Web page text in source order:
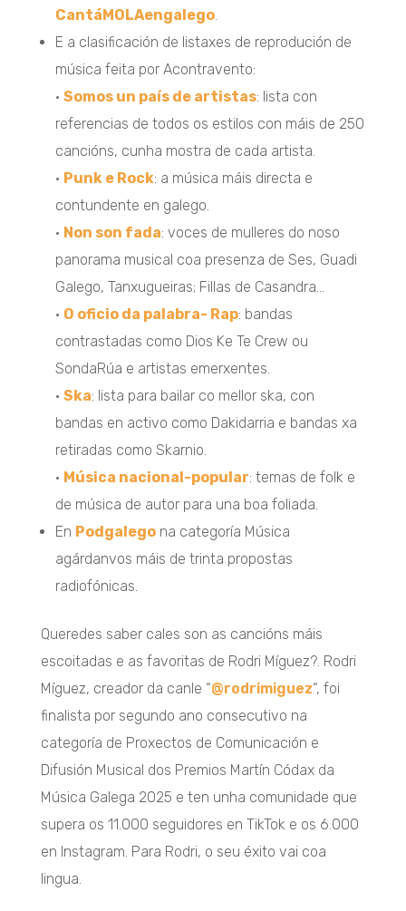
CantáMOLAengalego.
E a clasificación de listaxes de reprodución de
música feita por Acontravento:
• Somos un país de artistas: lista con
referencias de todos os estilos con máis de 250
cancións, cunha mostra de cada artista.
• Punk e Rock: a música máis directa e
contundente en galego.
• Non son fada: voces de mulleres do noso
panorama musical coa presenza de Ses, Guadi
Galego, Tanxugueiras; Fillas de Casandra…
• O oficio da palabra- Rap: bandas
contrastadas como Dios Ke Te Crew ou
SondaRúa e artistas emerxentes.
• Ska: lista para bailar co mellor ska, con
bandas en activo como Dakidarria e bandas xa
retiradas como Skarnio.
• Música nacional-popular: temas de folk e
de música de autor para una boa foliada.
En Podgalegona categoría Música
agárdanvos máis de trinta propostas
radiofónicas.
Queredes saber cales son as cancións máis
escoitadas e as favoritas de Rodri Míguez?. Rodri
Míguez, creador da canle “@rodrimiguez“, foi
finalista por segundo ano consecutivo na
categoría de Proxectos de Comunicación e
Difusión Musical dos Premios Martín Códax da
Música Galega 2025 e ten unha comunidade que
supera os 11.000 seguidores en TikTok e os 6.000
en Instagram. Para Rodri, o seu éxito vai coa
lingua.